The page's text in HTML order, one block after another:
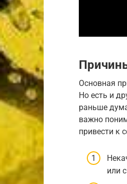
Основная
Но есть и
раньше
важно
привести к
или